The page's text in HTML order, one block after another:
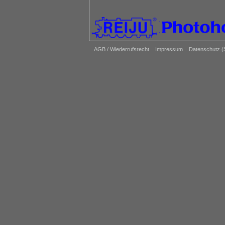
AGB / Wiederrufsrecht Impressum Datenschutz